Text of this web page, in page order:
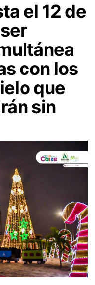
el 12 de
con los
que
sin